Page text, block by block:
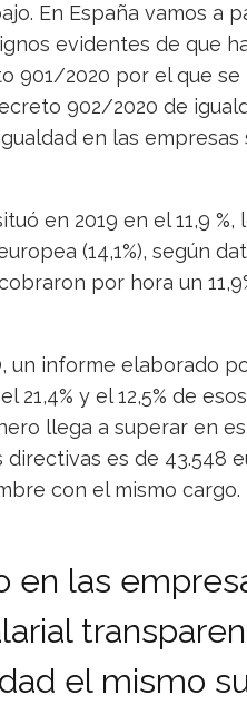
En España vamos a
evidentes de que
901/2020 por el que se
902/2020 de
en las empresas
en 2019 en el 11,9 %,
(14,1%), según
por hora un
un informe elaborado
y el 12,5% de
llega a superar en
es de 43.548
con el mismo cargo.
en las
el mismo